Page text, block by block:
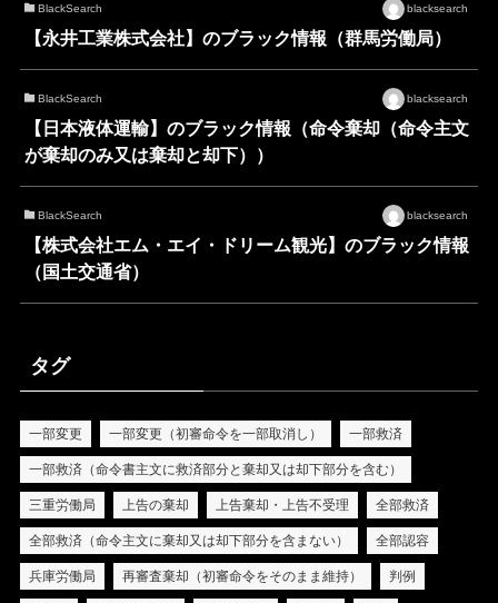
BlackSearch blacksearch
【永井工業株式会社】のブラック情報（群馬労働局）
BlackSearch blacksearch
【日本液体運輸】のブラック情報（命令棄却（命令主文
が棄却のみ又は棄却と却下））
BlackSearch blacksearch
【株式会社エム・エイ・ドリーム観光】のブラック情報
（国土交通省）
タグ
一部変更 一部変更（初審命令を一部取消し） 一部救済
一部救済（命令書主文に救済部分と棄却又は却下部分を含む）
三重労働局 上告の棄却 上告棄却・上告不受理 全部救済
全部救済（命令主文に棄却又は却下部分を含まない） 全部認容
兵庫労働局 再審査棄却（初審命令をそのまま維持） 判例